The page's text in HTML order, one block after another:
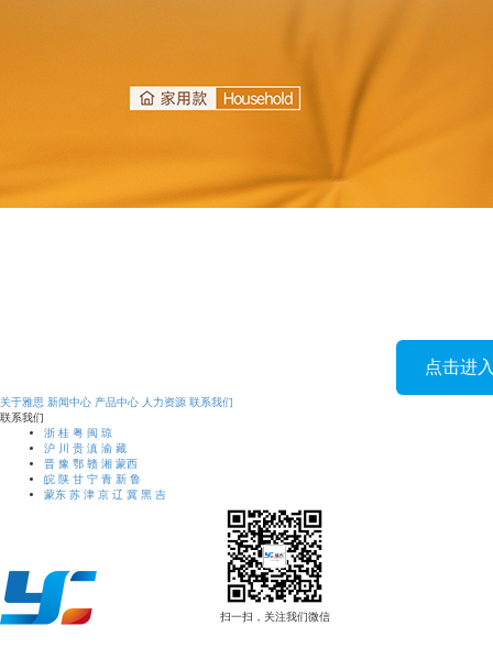
点击进
关于雅思 新闻中心 产品中心 人力资源 联系我们
联系我们
浙 桂 粤 闽 琼
沪 川 贵 滇 渝 藏
晋 豫 鄂 赣 湘 蒙西
皖 陕 甘 宁 青 新 鲁
蒙东 苏 津 京 辽 冀 黑 吉
扫一扫，关注我们微信